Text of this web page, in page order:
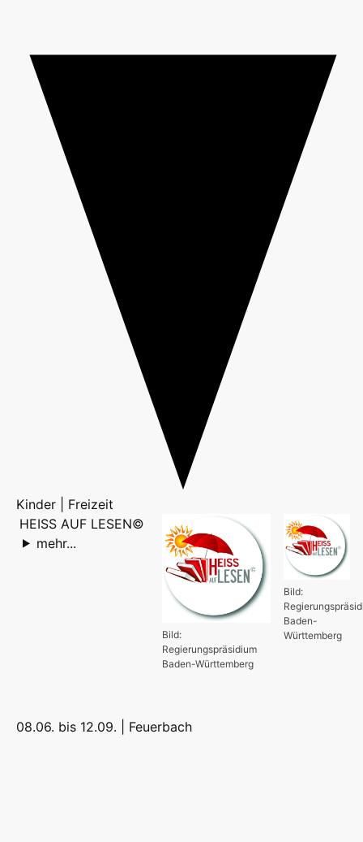
Kinder | Freizeit
Bild:
Baden-
Württemberg
Bild:
Regierungspräsidium
Baden-Württemberg
HEISS AUF LESEN©
mehr...
08.06. bis 12.09. | Feuerbach